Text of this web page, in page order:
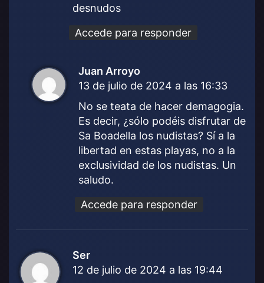
desnudos
Accede para responder
Juan Arroyo
i
c
e
:
13 de julio de 2024 a las 16:33
No se teata de hacer demagogia.
Es decir, ¿sólo podéis disfrutar de
Sa Boadella los nudistas? Sí a la
libertad en estas playas, no a la
exclusividad de los nudistas. Un
saludo.
Accede para responder
Ser
i
12 de julio de 2024 a las 19:44